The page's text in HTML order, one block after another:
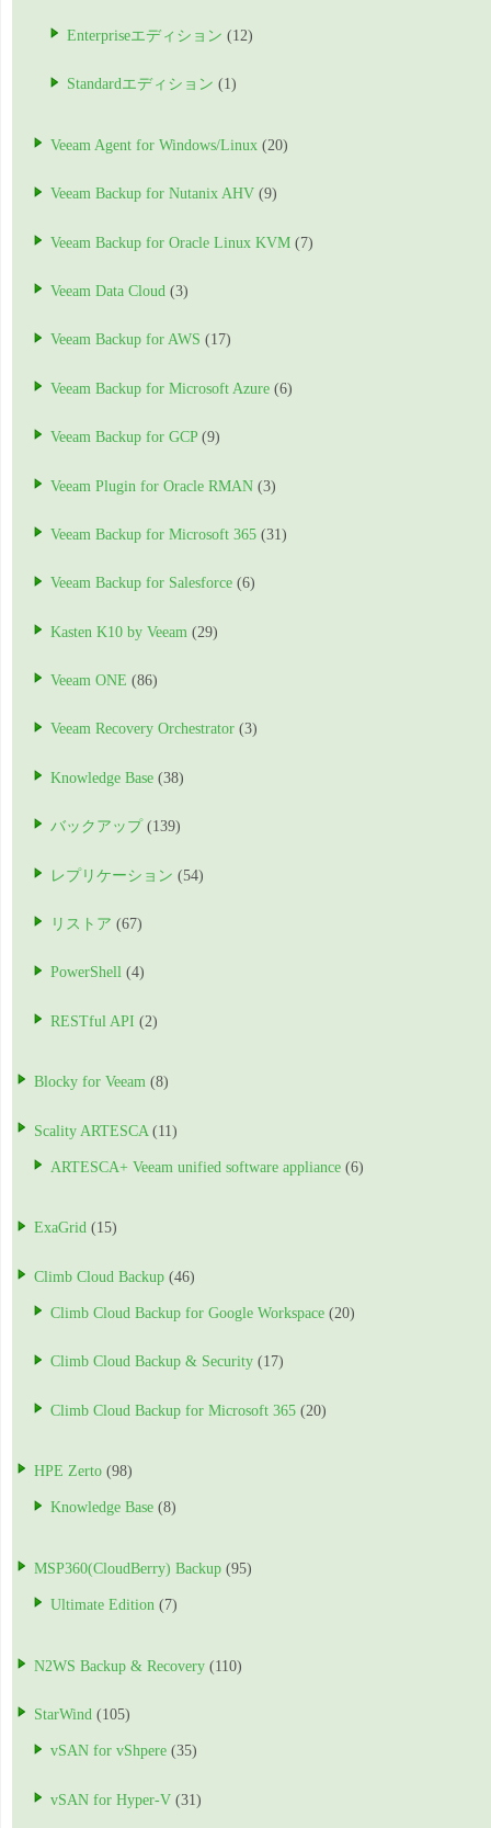
Enterpriseエディション (12)
Standardエディション (1)
Veeam Agent for Windows/Linux (20)
Veeam Backup for Nutanix AHV (9)
Veeam Backup for Oracle Linux KVM (7)
Veeam Data Cloud (3)
Veeam Backup for AWS (17)
Veeam Backup for Microsoft Azure (6)
Veeam Backup for GCP(9)
Veeam Plugin for Oracle RMAN (3)
Veeam Backup for Microsoft 365 (31)
Veeam Backup for Salesforce (6)
Kasten K10 by Veeam (29)
Veeam ONE (86)
Veeam Recovery Orchestrator (3)
Knowledge Base (38)
バックアップ (139)
レプリケーション (54)
リストア (67)
PowerShell (4)
RESTful API (2)
Blocky for Veeam (8)
Scality ARTESCA (11)
ARTESCA+ Veeam unified software appliance (6)
ExaGrid (15)
Climb Cloud Backup (46)
Climb Cloud Backup for Google Workspace (20)
Climb Cloud Backup & Security (17)
Climb Cloud Backup for Microsoft 365 (20)
HPE Zerto (98)
Knowledge Base (8)
MSP360(CloudBerry) Backup (95)
Ultimate Edition (7)
N2WS Backup & Recovery (110)
StarWind (105)
vSAN for vShpere (35)
vSAN for Hyper-V (31)